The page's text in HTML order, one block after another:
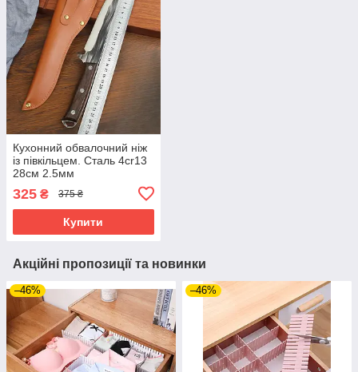
Кухонний обвалочний ніж
із півкільцем. Сталь 4cr13
28см 2.5мм
325 ₴ 375 ₴
Купити
Акційні пропозиції та новинки
–46% –46%